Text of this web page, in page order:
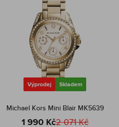
Výprodej Skladem
Michael Kors Mini Blair MK5639
1 990 Kč2 071 Kč